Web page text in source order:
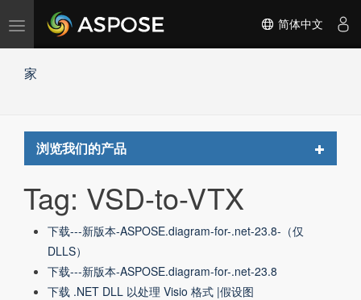
切
航
简体中文
家
浏览我们的产品
Toggle
Tag: VSD-to-VTX
下载---新版本-ASPOSE.diagram-for-.net-23.8-（仅
DLLS）
下载---新版本-ASPOSE.diagram-for-.net-23.8
下载 .NET DLL 以处理 Visio 格式 |假设图